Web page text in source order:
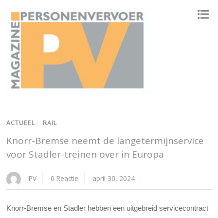
ACTUEEL / RAIL
Knorr-Bremse neemt de langetermijnservice
voor Stadler-treinen over in Europa
PV 0 Reactie april 30, 2024
Knorr-Bremse en Stadler hebben een uitgebreid servicecontract